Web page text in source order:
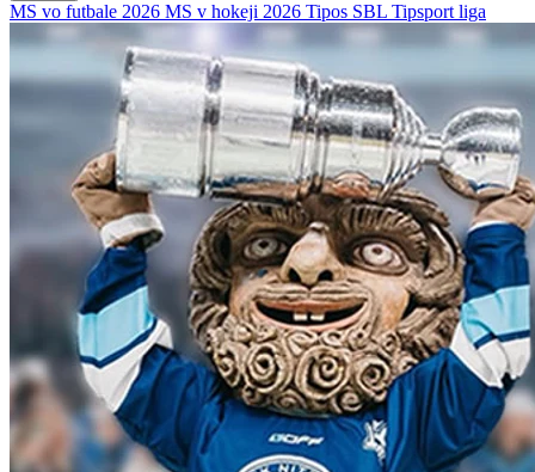
MS vo futbale 2026 MS v hokeji 2026 Tipos SBL Tipsport liga